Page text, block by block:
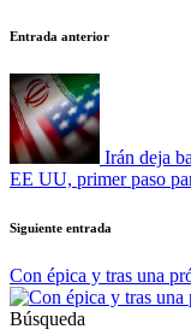
Navegación
de
entradas
Entrada anterior
Irán deja
EE UU, primer paso
Siguiente entrada
Con épica y tras una
Búsqueda